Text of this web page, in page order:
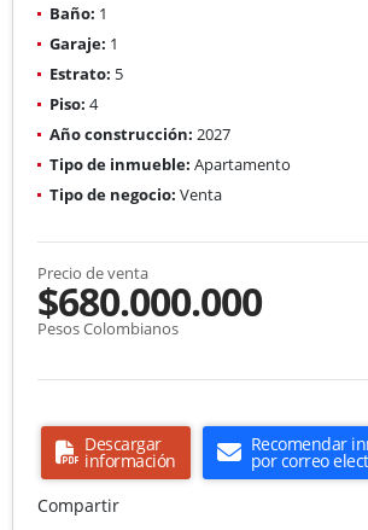
Baño: 1
Garaje: 1
Estrato: 5
Piso: 4
Año construcción: 2027
Tipo de inmueble: Apartamento
Tipo de negocio: Venta
Precio de venta
$680.000.000
Pesos Colombianos
Descargar
información
Recomendar
por correo
Compartir